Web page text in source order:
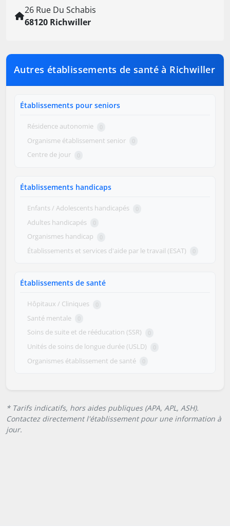
26 Rue Du Schabis
68120 Richwiller
Autres établissements de santé à Richwiller
Établissements pour seniors
Résidence autonomie 0
Organisme établissement senior 0
Centre de jour 0
Établissements handicaps
Enfants / Adolescents handicapés 0
Adultes handicapés 0
Organismes handicap 0
Établissements et services d'aide par le travail (ESAT) 0
Établissements de santé
Hôpitaux / Cliniques 0
Santé mentale 0
Soins de suite et de rééducation (SSR) 0
Unités de soins de longue durée (USLD) 0
Organismes établissement de santé 0
* Tarifs indicatifs, hors aides publiques (APA, APL, ASH).
Contactez directement l'établissement pour une information à
jour.